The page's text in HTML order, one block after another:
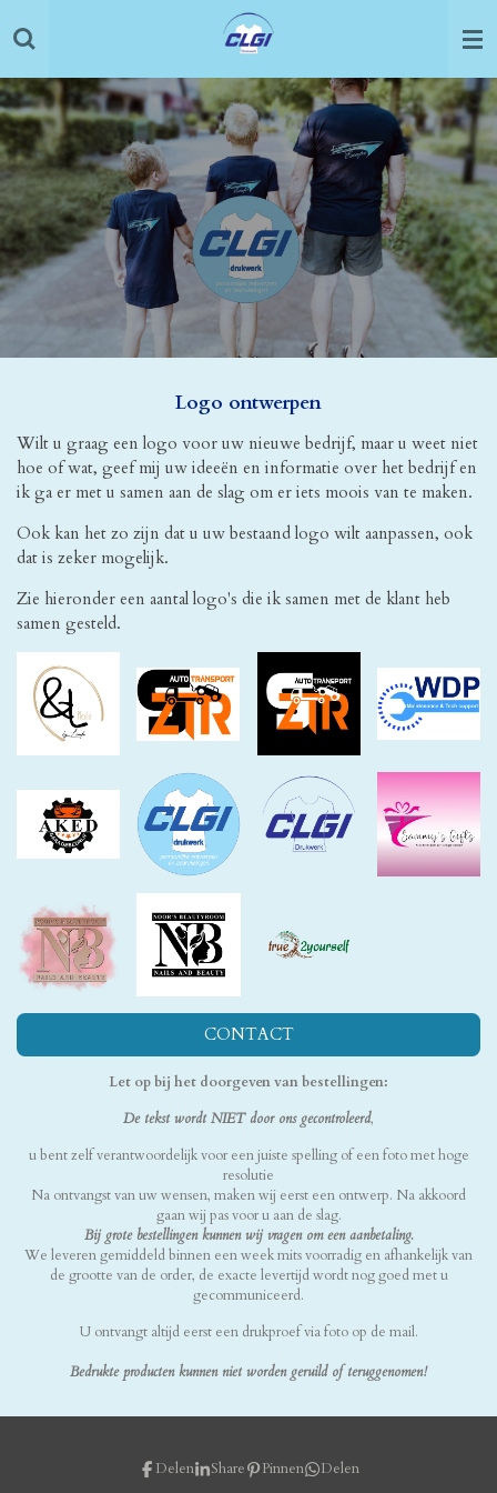
direct
de
hoofdinhoud
Logo ontwerpen
Wilt u graag een logo voor uw nieuwe bedrijf, maar u weet niet
hoe of wat, geef mij uw ideeën en informatie over het bedrijf en
ik ga er met u samen aan de slag om er iets moois van te maken.
Ook kan het zo zijn dat u uw bestaand logo wilt aanpassen, ook
dat is zeker mogelijk.
Zie hieronder een aantal logo's die ik samen met de klant heb
samen gesteld.
CONTACT
Let op bij het doorgeven van bestellingen:
De tekst wordt NIET door ons gecontroleerd,
u bent zelf verantwoordelijk voor een juiste spelling of een foto met hoge
resolutie
Na ontvangst van uw wensen, maken wij eerst een ontwerp. Na akkoord
gaan wij pas voor u aan de slag.
Bij grote bestellingen kunnen wij vragen om een aanbetaling.
We leveren gemiddeld binnen een week mits voorradig en afhankelijk van
de grootte van de order, de exacte levertijd wordt nog goed met u
gecommuniceerd.
U ontvangt altijd eerst een drukproef via foto op de mail.
Bedrukte producten kunnen niet worden geruild of teruggenomen!
Delen Share Pinnen Delen